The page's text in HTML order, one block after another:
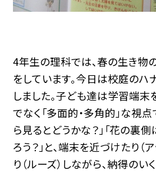
4年生の理科では、春の生き物
をしています。今日は校庭のハ
しました。子ども達は学習端末
でなく「多面的・多角的」な視
ら見るとどうかな？」「花の裏
ろう？」と、端末を近づけたり（
り（ルーズ）しながら、納得の